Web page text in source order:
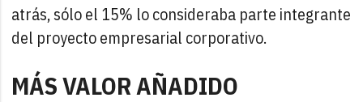
atrás, sólo el 15% lo consideraba parte integrante
del proyecto empresarial corporativo.
MÁS VALOR AÑADIDO